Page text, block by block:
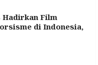
Film
di Indonesia,